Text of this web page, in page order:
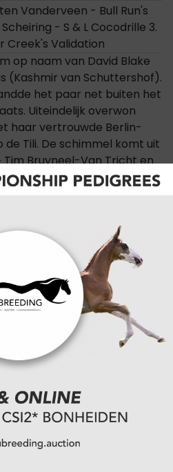
Vanderveen - Bull Run's
- S & L Cocodrille 3.
Creek's Validation
op naam van David Blake
(Kashmir van Schuttershof).
het paar net buiten het
Uiteindelijk overwon
haar vertrouwde Berlin-
de Tili. De schimmel komt uit
Tim Bruyneel-Van Tricht en
door Tim Van den
Philippaerts de teugels
S &L Cocodrille (Emerald)
met Silver Creek's
drie. Voor Vanderveen en
de dertigste internationale
bodem.
Uitslag
INTERNATIONAAL
OVERIG